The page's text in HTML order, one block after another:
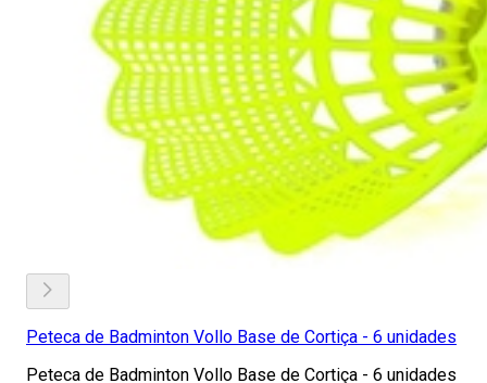
Peteca de Badminton Vollo Base de Cortiça - 6 unidades
Peteca de Badminton Vollo Base de Cortiça - 6 unidades